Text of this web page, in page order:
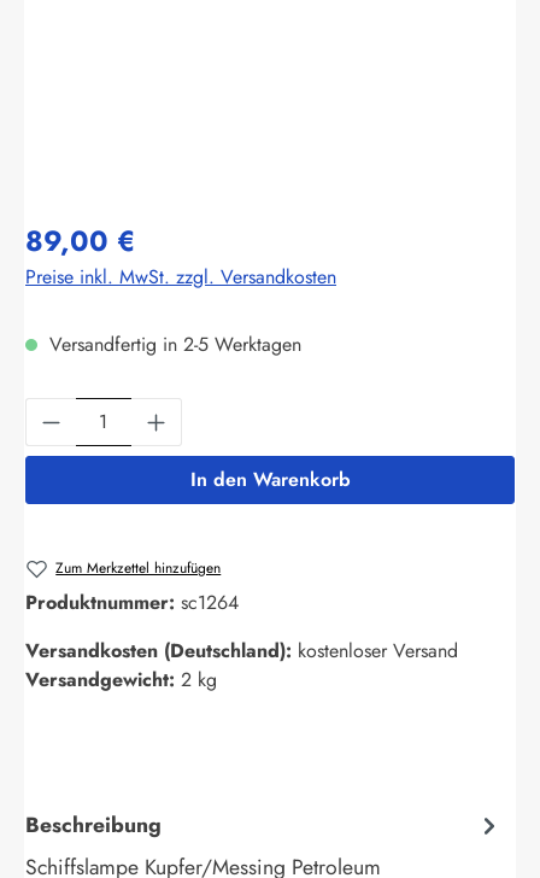
89,00 €
Preise inkl. MwSt. zzgl. Versandkosten
Versandfertig in 2-5 Werktagen
Produkt Anzahl: Gib den gewünschten
In den Warenkorb
Zum Merkzettel hinzufügen
Produktnummer: sc1264
Versandkosten (Deutschland): kostenloser Versand
Versandgewicht: 2 kg
Beschreibung
Schiffslampe Kupfer/Messing Petroleum